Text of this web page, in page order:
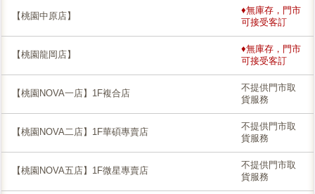
【桃園中原店】
♦無庫存，門市
可接受客訂
【桃園龍岡店】
♦無庫存，門市
可接受客訂
【桃園NOVA一店】1F複合店
不提供門市取
貨服務
【桃園NOVA二店】1F華碩專賣店
不提供門市取
貨服務
【桃園NOVA五店】1F微星專賣店
不提供門市取
貨服務